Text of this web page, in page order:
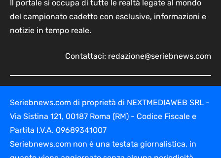
Il portale si occupa di tutte le realtà legate al mondo
del campionato cadetto con esclusive, informazioni e
notizie in tempo reale.
Contattaci: redazione@seriebnews.com
Seriebnews.com di proprietà di NEXTMEDIAWEB SRL -
Via Sistina 121, 00187 Roma (RM) - Codice Fiscale e
Partita I.V.A. 09689341007
Seriebnews.com non è una testata giornalistica, in